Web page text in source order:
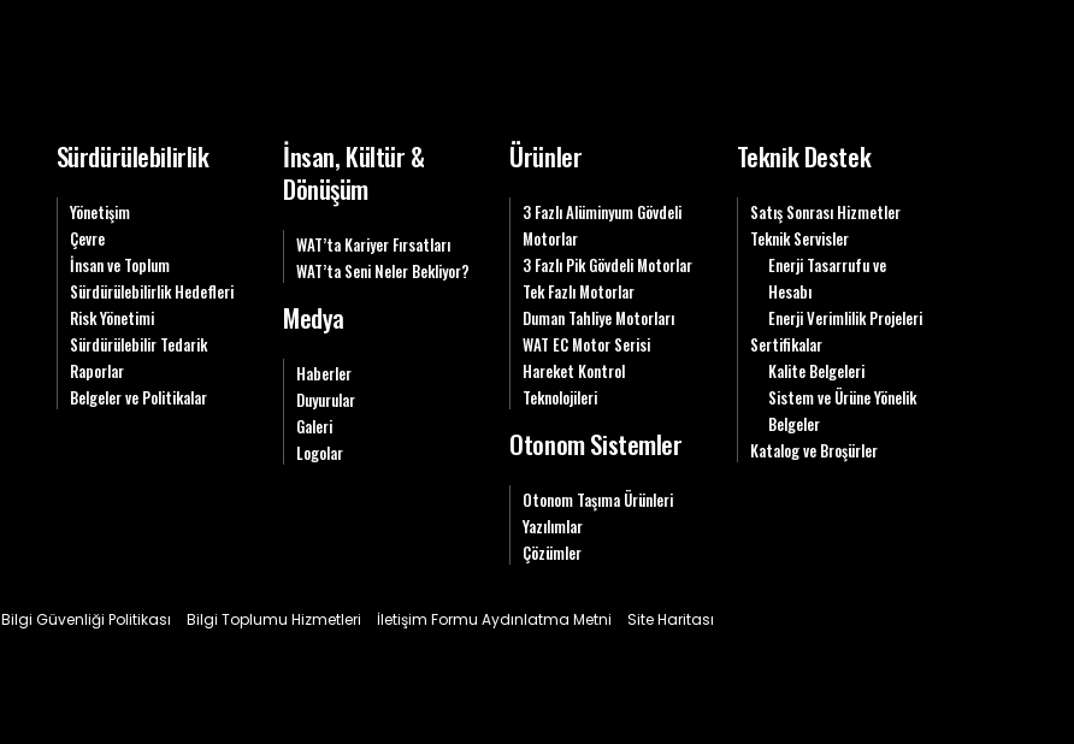
Sürdürülebilirlik
Yönetişim
Çevre
İnsan ve Toplum
Sürdürülebilirlik Hedefleri
Risk Yönetimi
Sürdürülebilir Tedarik
Raporlar
Belgeler ve Politikalar
İnsan, Kültür &
Dönüşüm
WAT’ta Kariyer Fırsatları
WAT’ta Seni Neler Bekliyor?
Medya
Haberler
Duyurular
Galeri
Logolar
Ürünler
3 Fazlı Alüminyum Gövdeli
Motorlar
3 Fazlı Pik Gövdeli Motorlar
Tek Fazlı Motorlar
Duman Tahliye Motorları
WAT EC Motor Serisi
Hareket Kontrol
Teknolojileri
Otonom Sistemler
Otonom Taşıma Ürünleri
Yazılımlar
Çözümler
Teknik Destek
Satış Sonrası Hizmetler
Teknik Servisler
Enerji Tasarrufu ve
Hesabı
Enerji Verimlilik Projeleri
Sertifikalar
Kalite Belgeleri
Sistem ve Ürüne Yönelik
Belgeler
Katalog ve Broşürler
Bilgi Güvenliği Politikası Bilgi Toplumu Hizmetleri İletişim Formu Aydınlatma Metni Site Haritası